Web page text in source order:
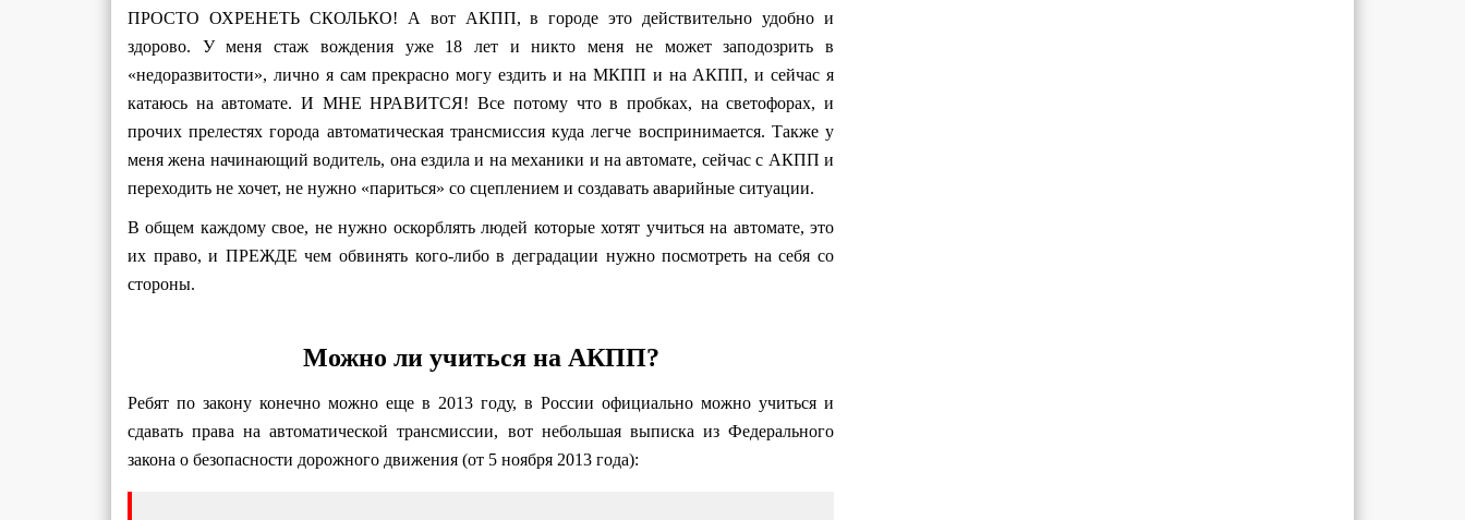
ПРОСТО ОХРЕНЕТЬ СКОЛЬКО! А вот АКПП, в городе это действительно удобно и
здорово. У меня стаж вождения уже 18 лет и никто меня не может заподозрить в
«недоразвитости», лично я сам прекрасно могу ездить и на МКПП и на АКПП, и сейчас я
катаюсь на автомате. И МНЕ НРАВИТСЯ! Все потому что в пробках, на светофорах, и
прочих прелестях города автоматическая трансмиссия куда легче воспринимается. Также у
меня жена начинающий водитель, она ездила и на механики и на автомате, сейчас с АКПП и
переходить не хочет, не нужно «париться» со сцеплением и создавать аварийные ситуации.
В общем каждому свое, не нужно оскорблять людей которые хотят учиться на автомате, это
их право, и ПРЕЖДЕ чем обвинять кого-либо в деградации нужно посмотреть на себя со
стороны.
Можно ли учиться на АКПП?
Ребят по закону конечно можно еще в 2013 году, в России официально можно учиться и
сдавать права на автоматической трансмиссии, вот небольшая выписка из Федерального
закона о безопасности дорожного движения (от 5 ноября 2013 года):